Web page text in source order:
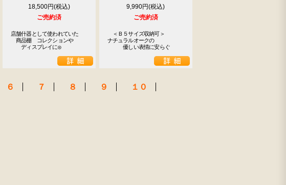
18,500円
ご売約済
店舗什器として使われていた
商品棚　コレクションや
ディスプレイに◎
9,990円
ご売約済
＜Ｂ５サイズ収納可＞
ナチュラルオークの
優しい表情に安らぐ
６ ７ ８ ９ １０